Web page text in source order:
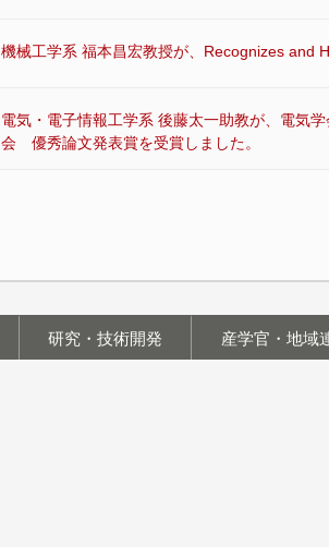
機械工学系 福本昌宏教授が、Recognizes and
電気・電子情報工学系 後藤太一助教が、電気
会 優秀論文発表賞を受賞しました。
研究・技術開発 産学官・地域